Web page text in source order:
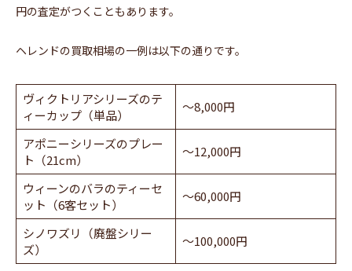
円の査定がつくこともあります。
ヘレンドの買取相場の一例は以下の通りです。
ヴィクトリアシリーズのテ
ィーカップ（単品）
～8,000円
アポニーシリーズのプレー
ト（21cm）
～12,000円
ウィーンのバラのティーセ
ット（6客セット）
～60,000円
シノワズリ（廃盤シリー
ズ）
～100,000円